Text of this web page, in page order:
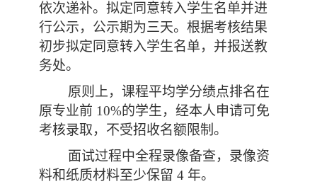
依次递补。 拟定同意转入学生名单并进
行公示，公示期为三天。根据考核结果
初步拟定同意转入学生名单，并报送教
务处。
原则上，课程平均学分绩点排名在
原专业前 10%的学生，经本人申请可免
考核录取，不受招收名额限制。
面试过程中全程录像备查，录像资
料和纸质材料至少保留 4 年。